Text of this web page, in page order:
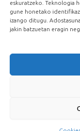
eskuratzeko. Teknologia
gune honetako
izango ditugu.
jakin batzuetan eragin